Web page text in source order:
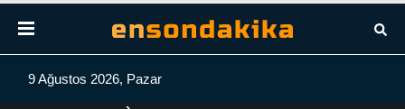
9 Ağustos 2026, Pazar